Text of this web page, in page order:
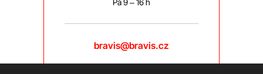
Pá 9 – 16 h
bravis@bravis.cz